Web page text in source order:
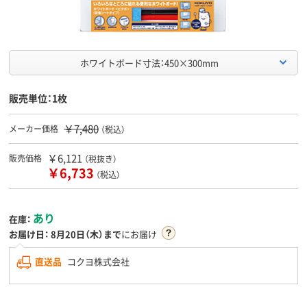
ホワイトボード寸法：450×300mm
販売単位：1枚
メーカー価格 ￥7,480 （税込）
販売価格 ￥6,121 （税抜き）
￥6,733 （税込）
在庫： あり
お届け日： 8月20日（木）までにお届け
直送品 コクヨ株式会社